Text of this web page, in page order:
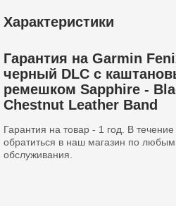
Характеристики
Гарантия на Garmin
черный DLC с
ремешком Sapphire -
Chestnut Leather Band
Гарантия на товар - 1 год. В
обратиться в наш магазин по
обслуживания.